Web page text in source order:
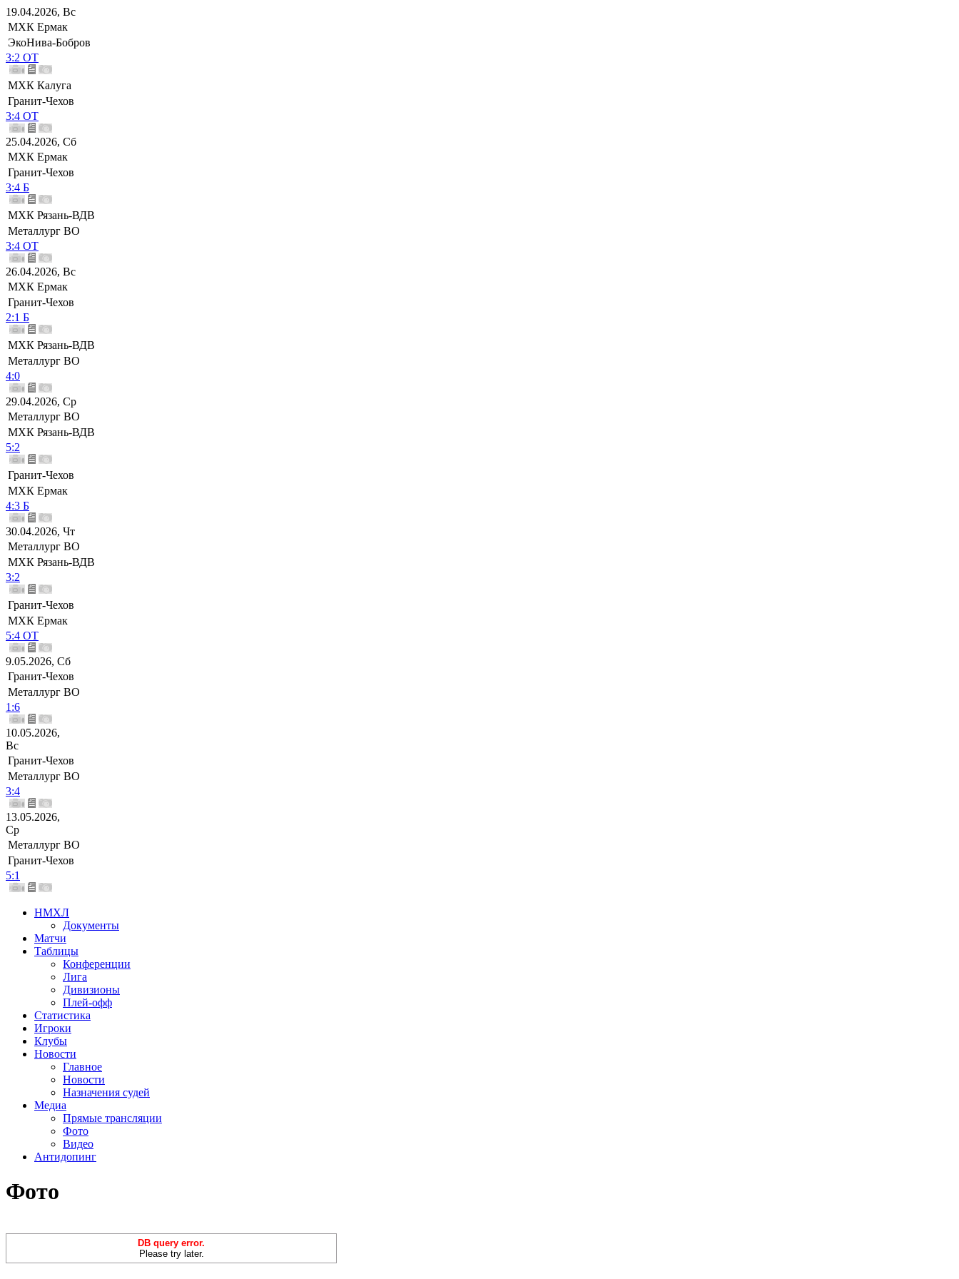
19.04.2026, Вс
МХК Ермак
ЭкоНива-Бобров
3:2 ОТ
МХК Калуга
Гранит-Чехов
3:4 ОТ
25.04.2026, Сб
МХК Ермак
Гранит-Чехов
3:4 Б
МХК Рязань-ВДВ
Металлург ВО
3:4 ОТ
26.04.2026, Вс
МХК Ермак
Гранит-Чехов
2:1 Б
МХК Рязань-ВДВ
Металлург ВО
4:0
29.04.2026, Ср
Металлург ВО
МХК Рязань-ВДВ
5:2
Гранит-Чехов
МХК Ермак
4:3 Б
30.04.2026, Чт
Металлург ВО
МХК Рязань-ВДВ
3:2
Гранит-Чехов
МХК Ермак
5:4 ОТ
9.05.2026, Сб
Гранит-Чехов
Металлург ВО
1:6
10.05.2026,
Вс
Гранит-Чехов
Металлург ВО
3:4
13.05.2026,
Ср
Металлург ВО
Гранит-Чехов
5:1
НМХЛ
Документы
Матчи
Таблицы
Конференции
Лига
Дивизионы
Плей-офф
Статистика
Игроки
Клубы
Новости
Главное
Новости
Назначения судей
Медиа
Прямые трансляции
Фото
Видео
Антидопинг
Фото
DB query error.
Please try later.